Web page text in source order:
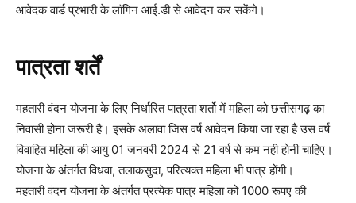
आवेदक वार्ड प्रभारी के लाॅगिन आई.डी से आवेदन कर सकेंगे।
पात्रता शर्तें
महतारी वंदन योजना के लिए निर्धारित पात्रता शर्तो में महिला को छत्तीसगढ़ का
निवासी होना जरूरी है। इसके अलावा जिस वर्ष आवेदन किया जा रहा है उस वर्ष
विवाहित महिला की आयु 01 जनवरी 2024 से 21 वर्ष से कम नही होनी चाहिए।
योजना के अंतर्गत विधवा, तलाकसुदा, परित्यक्त महिला भी पात्र होंगी।
महतारी वंदन योजना के अंतर्गत प्रत्येक पात्र महिला को 1000 रूपए की